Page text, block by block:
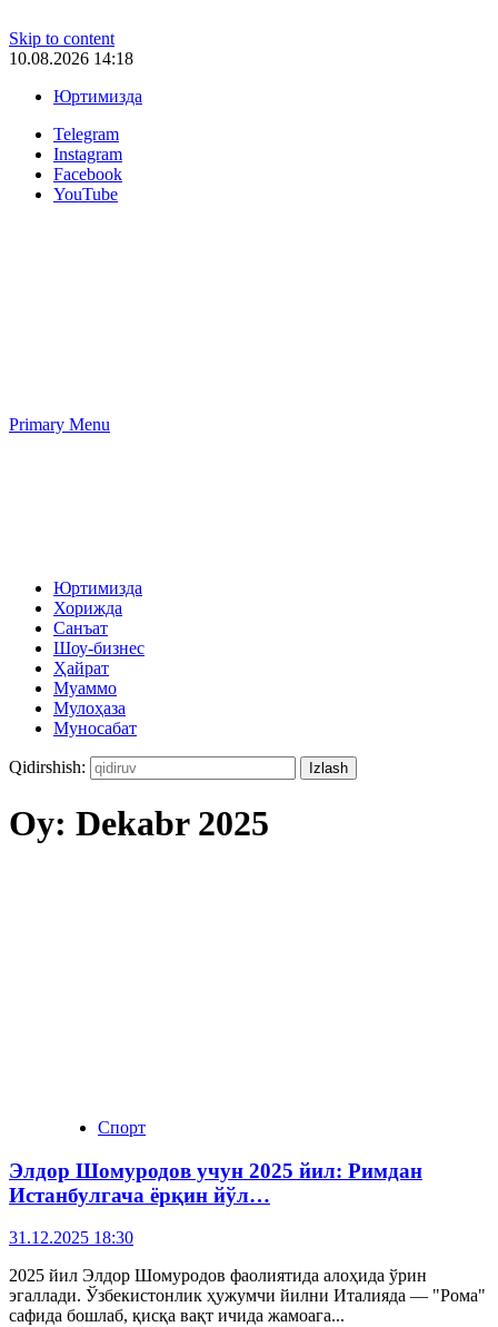
Skip to content
10.08.2026 14:18
Юртимизда
Telegram
Instagram
Facebook
YouTube
Primary Menu
Юртимизда
Хорижда
Санъат
Шоу-бизнес
Ҳайрат
Муаммо
Мулоҳаза
Муносабат
Qidirshish:
Oy: Dekabr 2025
Спорт
Элдор Шомуродов учун 2025 йил: Римдан
Истанбулгача ёрқин йўл…
31.12.2025 18:30
2025 йил Элдор Шомуродов фаолиятида алоҳида ўрин
эгаллади. Ўзбекистонлик ҳужумчи йилни Италияда — "Рома"
сафида бошлаб, қисқа вақт ичида жамоага...